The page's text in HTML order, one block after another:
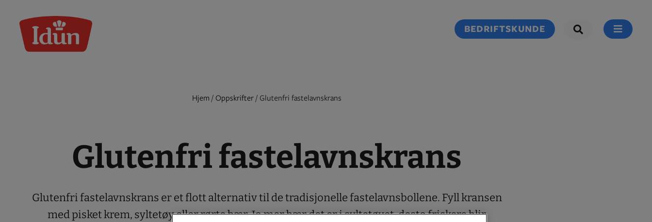
content
BEDRIFTSKUNDE
Hjem / Oppskrifter/ Glutenfri fastelavnskrans
Glutenfri fastelavnskrans
Glutenfri fastelavnskrans er et flott alternativ til de tradisjonelle fastelavnsbollene. Fyll kransen
med pisket krem, syltetøy eller rørte bær. Jo mer bær det er i syltetøyet, desto friskere blir